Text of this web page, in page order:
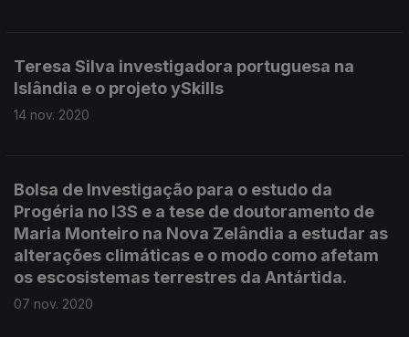
Teresa Silva investigadora portuguesa na
Islândia e o projeto ySkills
14 nov. 2020
Bolsa de Investigação para o estudo da
Progéria no I3S e a tese de doutoramento de
Maria Monteiro na Nova Zelândia a estudar as
alterações climáticas e o modo como afetam
os escosistemas terrestres da Antártida.
07 nov. 2020